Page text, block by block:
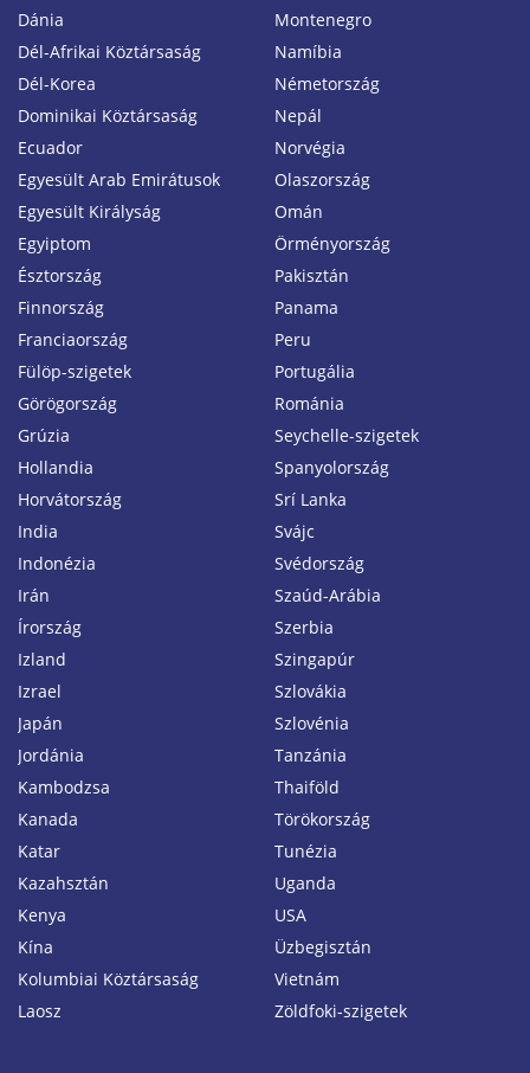
Dánia
Dél-Afrikai Köztársaság
Dél-Korea
Dominikai Köztársaság
Ecuador
Egyesült Arab Emirátusok
Egyesült Királyság
Egyiptom
Észtország
Finnország
Franciaország
Fülöp-szigetek
Görögország
Grúzia
Hollandia
Horvátország
India
Indonézia
Irán
Írország
Izland
Izrael
Japán
Jordánia
Kambodzsa
Kanada
Katar
Kazahsztán
Kenya
Kína
Kolumbiai Köztársaság
Laosz
Montenegro
Namíbia
Németország
Nepál
Norvégia
Olaszország
Omán
Örményország
Pakisztán
Panama
Peru
Portugália
Románia
Seychelle-szigetek
Spanyolország
Srí Lanka
Svájc
Svédország
Szaúd-Arábia
Szerbia
Szingapúr
Szlovákia
Szlovénia
Tanzánia
Thaiföld
Törökország
Tunézia
Uganda
USA
Üzbegisztán
Vietnám
Zöldfoki-szigetek